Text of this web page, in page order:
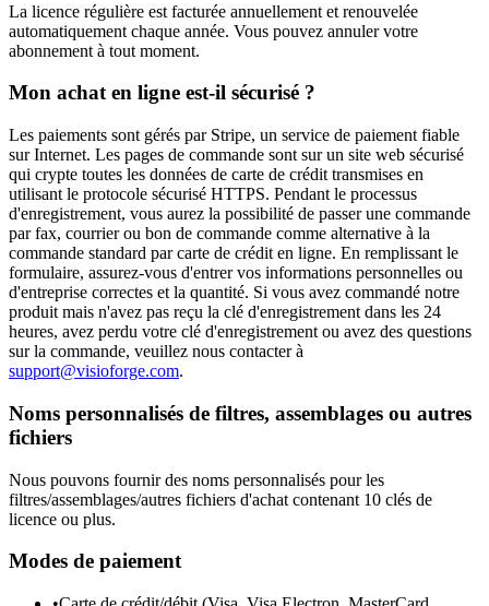
La licence régulière est facturée annuellement et renouvelée
automatiquement chaque année. Vous pouvez annuler votre
abonnement à tout moment.
Mon achat en ligne est-il sécurisé ?
Les paiements sont gérés par Stripe, un service de paiement fiable
sur Internet. Les pages de commande sont sur un site web sécurisé
qui crypte toutes les données de carte de crédit transmises en
utilisant le protocole sécurisé HTTPS. Pendant le processus
d'enregistrement, vous aurez la possibilité de passer une commande
par fax, courrier ou bon de commande comme alternative à la
commande standard par carte de crédit en ligne. En remplissant le
formulaire, assurez-vous d'entrer vos informations personnelles ou
d'entreprise correctes et la quantité. Si vous avez commandé notre
produit mais n'avez pas reçu la clé d'enregistrement dans les 24
heures, avez perdu votre clé d'enregistrement ou avez des questions
sur la commande, veuillez nous contacter à
support@visioforge.com.
Noms personnalisés de filtres, assemblages ou autres
fichiers
Nous pouvons fournir des noms personnalisés pour les
filtres/assemblages/autres fichiers d'achat contenant 10 clés de
licence ou plus.
Modes de paiement